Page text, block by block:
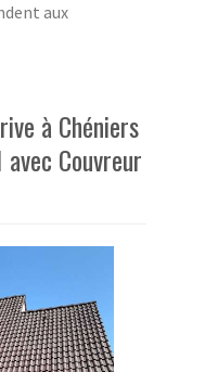
aux
à Chéniers
avec Couvreur